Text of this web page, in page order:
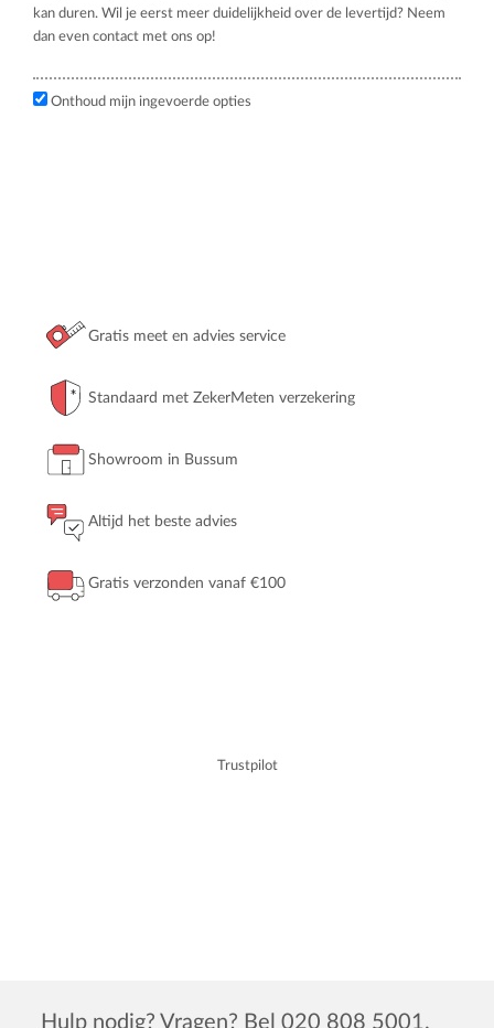
kan duren. Wil je eerst meer duidelijkheid over de levertijd? Neem
dan even contact met ons op!
Onthoud mijn ingevoerde opties
Gratis meet en advies service
Standaard met ZekerMeten verzekering
Showroom in Bussum
Altijd het beste advies
Gratis verzonden vanaf €100
Trustpilot
Hulp nodig? Vragen? Bel 020 808 5001.